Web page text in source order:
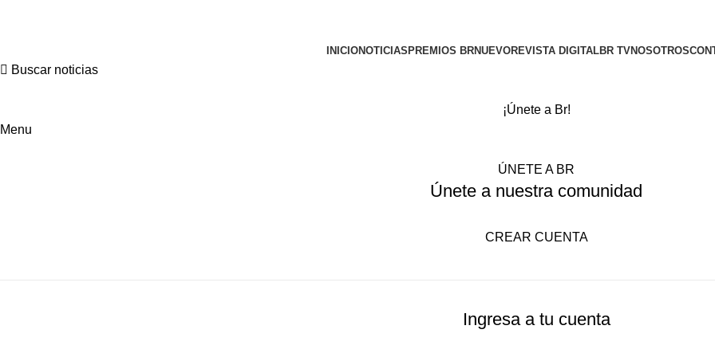
INICIONOTICIAS PREMIOS BRNUEVOREVISTA DIGITALBR TVNOSOTROS
Buscar noticias
¡Únete a Br!
Menu
ÚNETE A BR
Únete a nuestra comunidad
CREAR CUENTA
Ingresa a tu cuenta